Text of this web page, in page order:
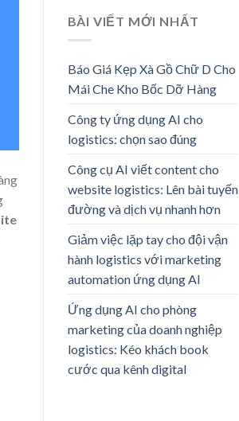
BÀI VIẾT MỚI NHẤT
Báo Giá Kẹp Xà Gồ Chữ D Cho
Mái Che Kho Bốc Dỡ Hàng
Công ty ứng dụng AI cho
logistics: chọn sao đúng
Công cụ AI viết content cho
website logistics: Lên bài tuyến
đường và dịch vụ nhanh hơn
Giảm việc lặp tay cho đội vận
hành logistics với marketing
automation ứng dụng AI
Ứng dụng AI cho phòng
marketing của doanh nghiệp
logistics: Kéo khách book
cước qua kênh digital